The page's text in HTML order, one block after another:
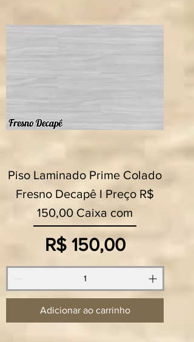
Piso Laminado Prime Colado
Fresno Decapê I Preço R$
150,00 Caixa com
Preço
R$ 150,00
Adicionar ao carrinho